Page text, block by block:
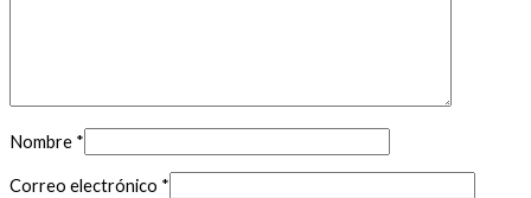
Nombre *
Correo electrónico *